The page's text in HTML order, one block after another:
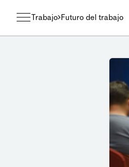
Trabajo Futuro del trabajo